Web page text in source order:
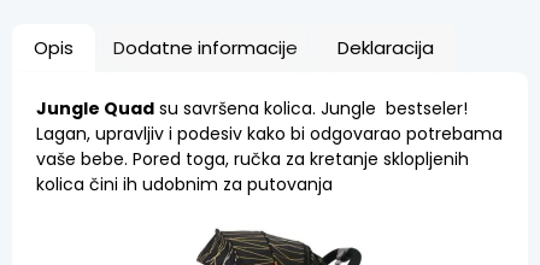
Opis Dodatne informacije Deklaracija
Jungle Quad su savršena kolica. Jungle bestseler!
Lagan, upravljiv i podesiv kako bi odgovarao potrebama
vaše bebe. Pored toga, ručka za kretanje sklopljenih
kolica čini ih udobnim za putovanja